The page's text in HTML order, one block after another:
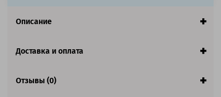
ошибку, но работа картриджа не блокируется, аппарат
Описание
Доставка и оплата
Отзывы (0)